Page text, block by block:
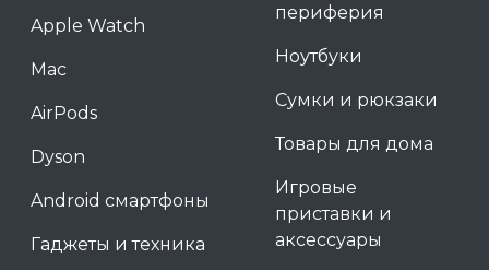
Apple Watch
Mac
AirPods
Dyson
Android смартфоны
Гаджеты и техника
периферия
Ноутбуки
Сумки и рюкзаки
Товары для дома
Игровые
приставки и
аксессуары